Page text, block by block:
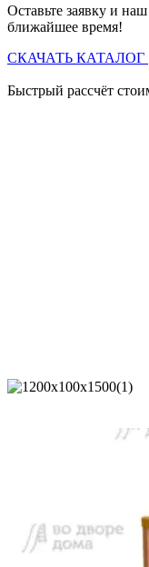
Оставьте заявку и
ближайшее время!
СКАЧАТЬ КАТАЛОГ
Быстрый рассчёт